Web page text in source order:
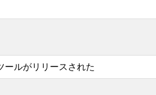
ールがリリースされた